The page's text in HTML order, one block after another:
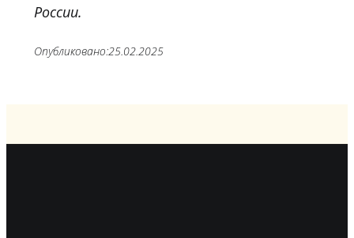
России.
Опубликовано:25.02.2025